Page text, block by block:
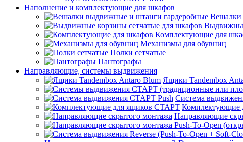
Наполнение и комплектующие для шкафов
Вешалки
Комплектующие для
Механизмы для обувниц
Полки сетчатые
Пантографы
Направляющие, системы выдвижения
Ящики Tandembox
Система
Комплектующие
Направляющие